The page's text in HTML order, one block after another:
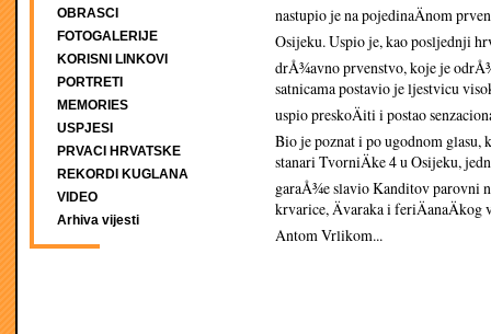
OBRASCI
FOTOGALERIJE
KORISNI LINKOVI
PORTRETI
MEMORIES
USPJESI
PRVACI HRVATSKE
REKORDI KUGLANA
VIDEO
Arhiva vijesti
nastupio je na pojedinaÄnom
Osijeku. Uspio je, kao posljednji
drÅ¾avno prvenstvo, koje je
satnicama postavio je ljestvicu
uspio preskoÄiti i postao
Bio je poznat i po ugodnom glasu,
stanari TvorniÄke 4 u Osijeku,
garaÅ¾e slavio Kanditov parovni
krvarice, Ävaraka i
Antom Vrlikom...